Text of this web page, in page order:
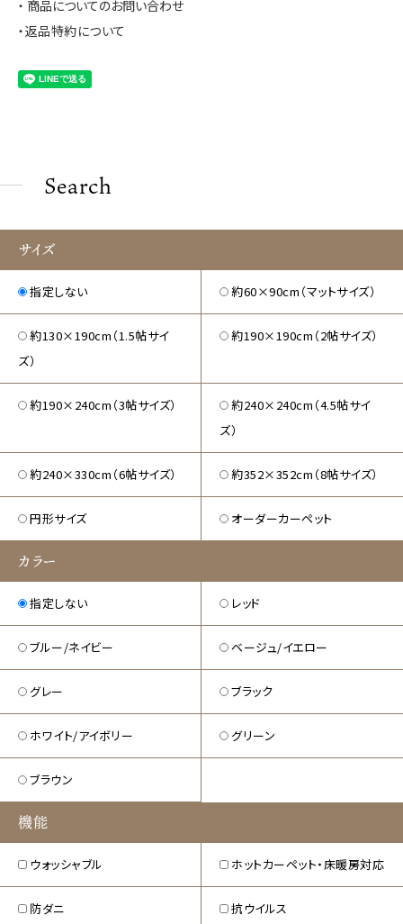
商品についてのお問い合わせ
返品特約について
Search
サイズ
指定しない 約60×90cm（マットサイズ）
約130×190cm（1.5帖サイ
ズ）
約190×190cm（2帖サイズ）
約190×240cm（3帖サイズ）
約240×240cm（4.5帖サイ
ズ）
約240×330cm（6帖サイズ） 約352×352cm（8帖サイズ）
円形サイズ オーダーカーペット
カラー
指定しない レッド
ブルー/ネイビー ベージュ/イエロー
グレー ブラック
ホワイト/アイボリー グリーン
ブラウン
機能
ウォッシャブル ホットカーペット・床暖房対応
防ダニ 抗ウイルス